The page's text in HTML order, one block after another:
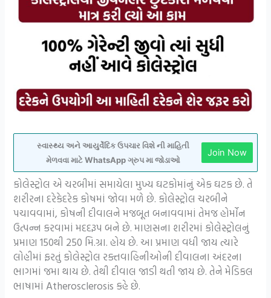
સ્વાસ્થ્ય અને આયુર્વેદિક ઉપચાર વિશે ની માહિતી
મેળવવા માટે WhatsApp ગ્રુપ મા જોડાઓ
Join Now
કોલેસ્ટ્રોલ એ ચરબીમાં સમાયેલા મુખ્ય ઘટકોમાંનું એક ઘટક છે. તે
શરીરના દરેકેદરેક કોષમાં જોવા મળે છે. કોલેસ્ટ્રોલ ચરબીને
પચાવવામાં, કોષની દીવાલને મજબૂત બનાવવામાં તેમજ હોર્મોન
ઉત્પન્ન કરવામાં મદદરૂપ બને છે. માણસના શરીરમાં કોલેસ્ટ્રોલનું
પ્રમાણ 150થી 250 મિ.ગ્રા. હોય છે. આ પ્રમાણ વધી જાય ત્યારે
લોહીમાં ફરતું કોલેસ્ટ્રોલ રક્તવાહિનીઓની દીવાલના અંદરના
ભાગમાં જમા થાય છે. તેથી દીવાલ જાડી થતી જાય છે. તેને મેડિકલ
ભાષામાં Atherosclerosis કહે છે.